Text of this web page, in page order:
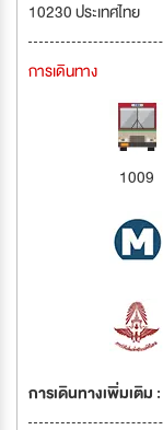
10230 ประเทศไทย
การเดินทาง
1009
การเดินทางเพิ่มเติม :